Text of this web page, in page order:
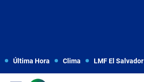
Última Hora Clima LMF El Salvador